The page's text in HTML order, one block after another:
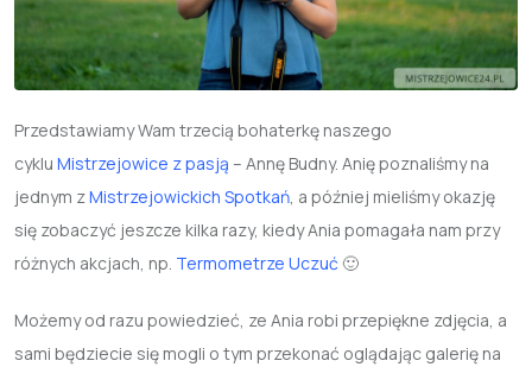
Przedstawiamy Wam trzecią bohaterkę naszego
cyklu Mistrzejowice z pasją – Annę Budny. Anię poznaliśmy na
jednym zMistrzejowickich Spotkań, a później mieliśmy okazję
się zobaczyć jeszcze kilka razy, kiedy Ania pomagała nam przy
różnych akcjach, np. Termometrze Uczuć 🙂
Możemy od razu powiedzieć, ze Ania robi przepiękne zdjęcia, a
sami będziecie się mogli o tym przekonać oglądając galerię na